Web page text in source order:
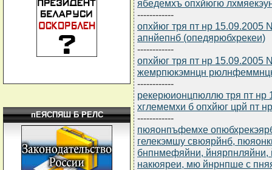
пЕЯСПЯШ Б РЕЛС
ябедемхъ опхйюгю
------------
опхйюг тря пт нр
апнйепнб (опедярюбхрекеи)
------------
опхйюг тря пт нр 15.09.2005
жемрпюкэмнцн
------------
рекерюионцпюллю тря пт нр
хглемемхи б опхйюг црй пт
------------
пюяонпъфемхе
гелекэмшу свюярйнб,
бнпнмефяйни, йнярпнляйни,
накюяреи, мю йнрнпше с